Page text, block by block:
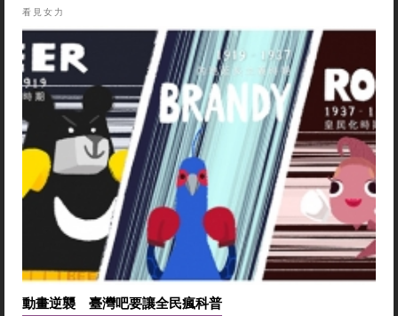
看見女力
動畫逆襲 臺灣吧要讓全民瘋科普